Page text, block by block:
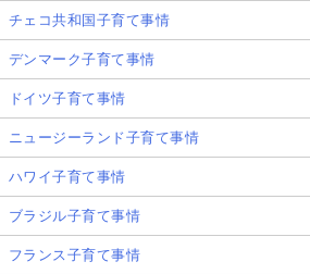
チェコ共和国子育て事情
デンマーク子育て事情
ドイツ子育て事情
ニュージーランド子育て事情
ハワイ子育て事情
ブラジル子育て事情
フランス子育て事情